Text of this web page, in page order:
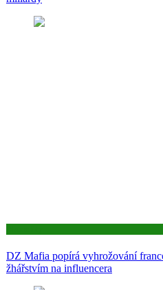
DZ Mafia popírá vyhrožování
žhářstvím na influencera